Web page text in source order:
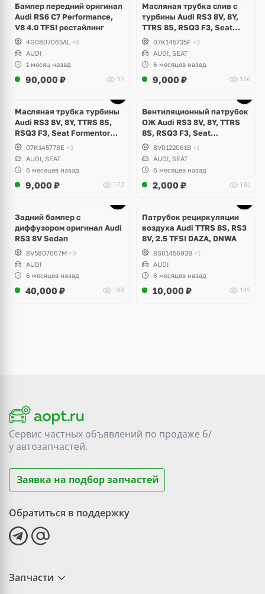
Бампер передний оригинал
Audi RS6 C7 Performance,
V8 4.0 TFSI рестайлинг
4G0807065AL
+9
AUDI
1 месяц назад
90,000 ₽ 99
Масляная трубка слив с
турбины Audi RS3 8V, 8Y,
TTRS 8S, RSQ3 F3, Seat
Formentor Cupra 2.5 TFSI
Evo, DAZA, DNWA, DNWB
07K145735F +3
AUDI, SEAT
6 месяцев назад
9,000 ₽ 166
Масляная трубка турбины
Audi RS3 8V, 8Y, TTRS 8S,
RSQ3 F3, Seat Formentor
Cupra 2.5 TFSI Evo, DAZA,
DNWA, DNWB
07K145778E +3
AUDI, SEAT
6 месяцев назад
9,000 ₽ 173
Вентиляционный патрубок
ОЖ Audi RS3 8V, 8Y, TTRS
8S, RSQ3 F3, Seat
Formentor Cupra 2.5 TFSI
Evo, DAZA, DNWA, DNWB
8V0122061B +1
AUDI, SEAT
6 месяцев назад
2,000 ₽ 183
Задний бампер с
диффузором оригинал Audi
RS3 8V Sedan
8V5807067M +9
AUDI
6 месяцев назад
40,000 ₽ 188
Патрубок рециркуляции
воздуха Audi TTRS 8S, RS3
8V, 2.5 TFSI DAZA, DNWA
8S0145693B +1
AUDI
6 месяцев назад
10,000 ₽ 149
Сервис частных объявлений по продаже б/
уавтозапчастей.
Заявка на подбор запчастей
Обратиться в поддержку
Запчасти